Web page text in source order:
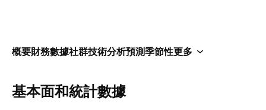
概要財務數據社群技術分析預測季節性更多
基本面和統計數據